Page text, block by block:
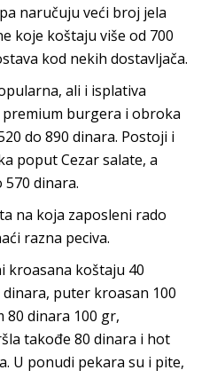
naručuju veći broj jela
koje koštaju više od 700
kod nekih dostavljača.
ali i isplativa
premium burgera i obroka
do 890 dinara. Postoji i
poput Cezar salate, a
570 dinara.
na koja zaposleni rado
razna peciva.
kroasana koštaju 40
puter kroasan 100
80 dinara 100 gr,
takođe 80 dinara i hot
U ponudi pekara su i pite,